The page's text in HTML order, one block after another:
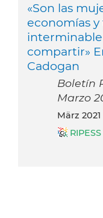
«Son las
economías
compartir»
Cadogan
Boletín
Marzo
März 2021